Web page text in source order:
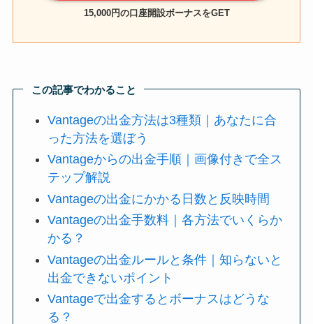
15,000円の口座開設ボーナスをGET
この記事でわかること
Vantageの出金方法は3種類｜あなたに合
った方法を選ぼう
Vantageからの出金手順｜画像付きで全ス
テップ解説
Vantageの出金にかかる日数と反映時間
Vantageの出金手数料｜各方法でいくらか
かる？
Vantageの出金ルールと条件｜知らないと
出金できないポイント
Vantageで出金するとボーナスはどうな
る？